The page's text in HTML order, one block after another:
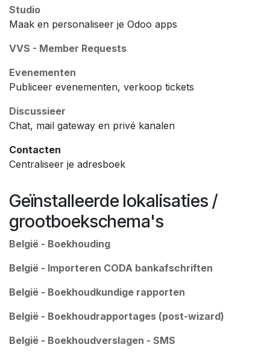
Studio
Maak en personaliseer je Odoo apps
VVS - Member Requests
Evenementen
Publiceer evenementen, verkoop tickets
Discussieer
Chat, mail gateway en privé kanalen
Contacten
Centraliseer je adresboek
Geïnstalleerde lokalisaties /
grootboekschema's
België - Boekhouding
België - Importeren CODA bankafschriften
België - Boekhoudkundige rapporten
België - Boekhoudrapportages (post-wizard)
België - Boekhoudverslagen - SMS